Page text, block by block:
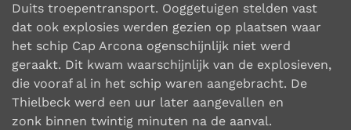
Duits troepentransport. Ooggetuigen stelden vast
dat ook explosies werden gezien op plaatsen waar
het schip Cap Arcona ogenschijnlijk niet werd
geraakt. Dit kwam waarschijnlijk van de explosieven,
die vooraf al in het schip waren aangebracht. De
Thielbeck werd een uur later aangevallen en
zonk binnen twintig minuten na de aanval.